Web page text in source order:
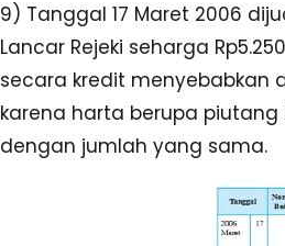
9) Tanggal 17 Maret 2006
Lancar Rejeki seharga
secara kredit menyebabkan
karena harta berupa
dengan jumlah yang sama.